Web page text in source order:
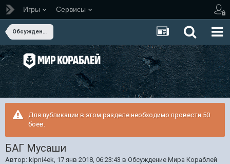
Игры Сервисы
Обсуждение Мира Кораблей
Для публикации в этом разделе необходимо провести 50
боёв.
БАГ Мусаши
Автор: kipni4ek, 17 янв 2018, 06:23:43 в Обсуждение Мира Кораблей